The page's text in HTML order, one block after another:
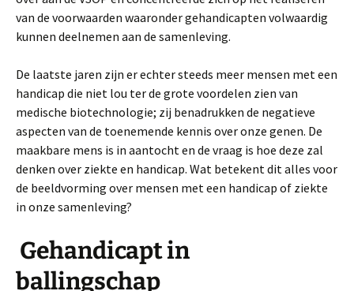
van de voorwaarden waaronder gehandicapten volwaardig
kunnen deelnemen aan de samenleving.
De laatste jaren zijn er echter steeds meer mensen met een
handicap die niet lou­ ter de grote voordelen zien van
medische biotechnologie; zij benadrukken de negatieve
aspecten van de toenemende kennis over onze genen. De
maakbare mens is in aantocht en de vraag is hoe deze zal
denken over ziekte en handicap. Wat betekent dit alles voor
de beeldvorming over mensen met een handicap of ziekte
in onze samenleving?
Gehandicapt in
ballingschap